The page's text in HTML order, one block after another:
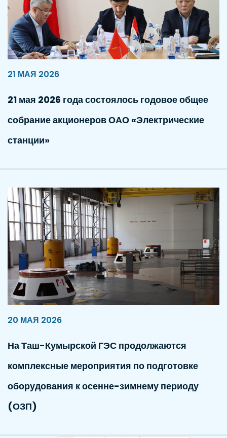
21 МАЯ 2026
21 мая 2026 года состоялось годовое общее
собрание акционеров ОАО «Электрические
станции»
20 МАЯ 2026
На Таш-Кумырской ГЭС продолжаются
комплексные мероприятия по подготовке
оборудования к осенне-зимнему периоду
(ОЗП)